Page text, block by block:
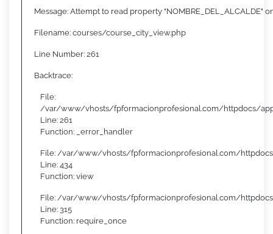
Message: Attempt to read property "NOMBRE_DEL_ALCALDE"
Filename: courses/course_city_view.php
Line Number: 261
Backtrace:
File:
/var/www/vhosts/fpformacionprofesional.com/httpdocs/
Line: 261
Function: _error_handler
File: /var/www/vhosts/fpformacionprofesional.com/
Line: 434
Function: view
File: /var/www/vhosts/fpformacionprofesional.com/
Line: 315
Function: require_once